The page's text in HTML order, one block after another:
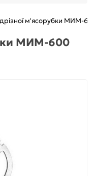
м'ясорубки МИМ-
МИМ-600